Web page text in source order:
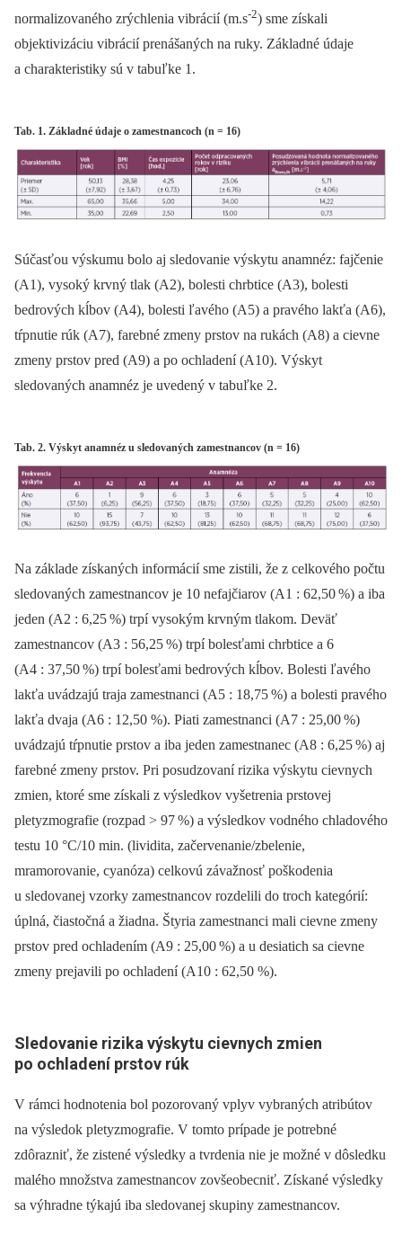
normalizovaného zrýchlenia vibrácií (m.s-2) sme získali
objektivizáciu vibrácií prenášaných na ruky. Základné údaje
a charakteristiky sú v tabuľke 1.
Tab. 1. Základné údaje o zamestnancoch (n = 16)
Súčasťou výskumu bolo aj sledovanie výskytu anamnéz: fajčenie
(A1), vysoký krvný tlak (A2), bolesti chrbtice (A3), bolesti
bedrových kĺbov (A4), bolesti ľavého (A5) a pravého lakťa (A6),
tŕpnutie rúk (A7), farebné zmeny prstov na rukách (A8) a cievne
zmeny prstov pred (A9) a po ochladení (A10). Výskyt
sledovaných anamnéz je uvedený v tabuľke 2.
Tab. 2. Výskyt anamnéz u sledovaných zamestnancov (n = 16)
Na základe získaných informácií sme zistili, že z celkového počtu
sledovaných zamestnancov je 10 nefajčiarov (A1 : 62,50%) a iba
jeden (A2 : 6,25%) trpí vysokým krvným tlakom. Deväť
zamestnancov (A3 : 56,25%) trpí bolesťami chrbtice a 6
(A4 : 37,50%) trpí bolesťami bedrových kĺbov. Bolesti ľavého
lakťa uvádzajú traja zamestnanci (A5 : 18,75%) a bolesti pravého
lakťa dvaja (A6 : 12,50 %). Piati zamestnanci (A7 : 25,00%)
uvádzajú tŕpnutie prstov a iba jeden zamestnanec (A8 : 6,25%) aj
farebné zmeny prstov. Pri posudzovaní rizika výskytu cievnych
zmien, ktoré sme získali z výsledkov vyšetrenia prstovej
pletyzmografie (rozpad > 97%) a výsledkov vodného chladového
testu 10 °C/10 min. (lividita, začervenanie/zbelenie,
mramorovanie, cyanóza) celkovú závažnosť poškodenia
u sledovanej vzorky zamestnancov rozdelili do troch kategórií:
úplná, čiastočná a žiadna. Štyria zamestnanci mali cievne zmeny
prstov pred ochladením (A9 : 25,00%) a u desiatich sa cievne
zmeny prejavili po ochladení (A10 : 62,50 %).
Sledovanie rizika výskytu cievnych zmien
po ochladení prstov rúk
V rámci hodnotenia bol pozorovaný vplyv vybraných atribútov
na výsledok pletyzmografie. V tomto prípade je potrebné
zdôrazniť, že zistené výsledky a tvrdenia nie je možné v dôsledku
malého množstva zamestnancov zovšeobecniť. Získané výsledky
sa výhradne týkajú iba sledovanej skupiny zamestnancov.